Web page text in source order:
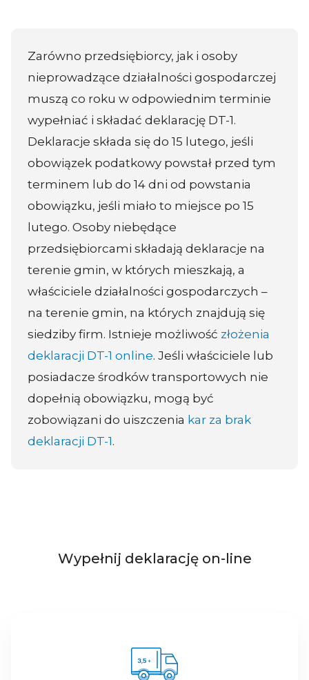
Zarówno przedsiębiorcy, jak i osoby
nieprowadzące działalności gospodarczej
muszą co roku w odpowiednim terminie
wypełniać i składać deklarację DT-1.
Deklaracje składa się do 15 lutego, jeśli
obowiązek podatkowy powstał przed tym
terminem lub do 14 dni od powstania
obowiązku, jeśli miało to miejsce po 15
lutego. Osoby niebędące
przedsiębiorcami składają deklaracje na
terenie gmin, w których mieszkają, a
właściciele działalności gospodarczych –
na terenie gmin, na których znajdują się
siedziby firm. Istnieje możliwość złożenia
deklaracji DT-1 online. Jeśli właściciele lub
posiadacze środków transportowych nie
dopełnią obowiązku, mogą być
zobowiązani do uiszczenia kar za brak
deklaracji DT-1.
Wypełnij deklarację on-line